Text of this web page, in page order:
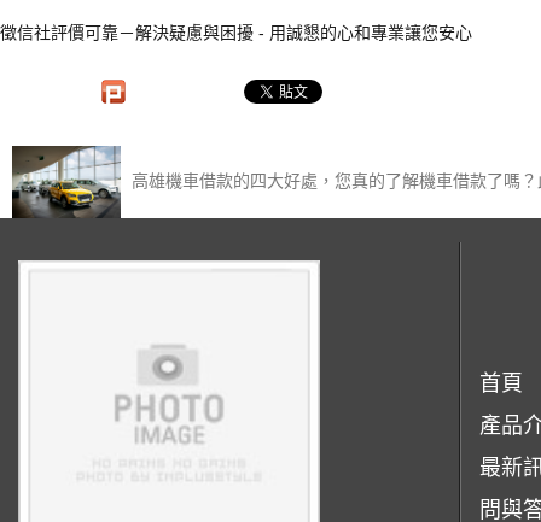
徵信社評價可靠－解決疑慮與困擾 - 用誠懇的心和專業讓您安心
高雄機車借款的四大好處，您真的了解機車借款了嗎
首頁
產品
最新
問與